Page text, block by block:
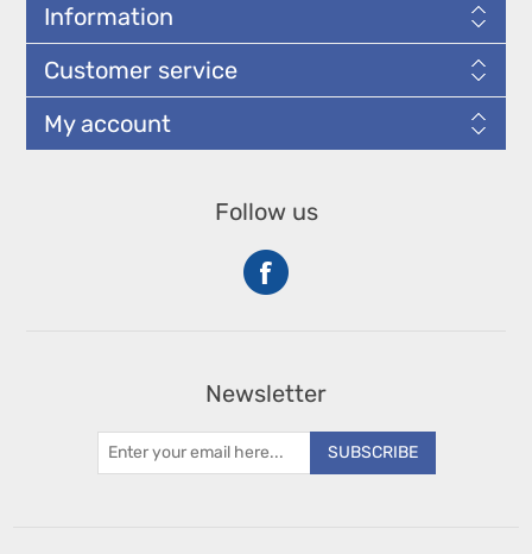
Information
Customer service
My account
Follow us
Newsletter
SUBSCRIBE